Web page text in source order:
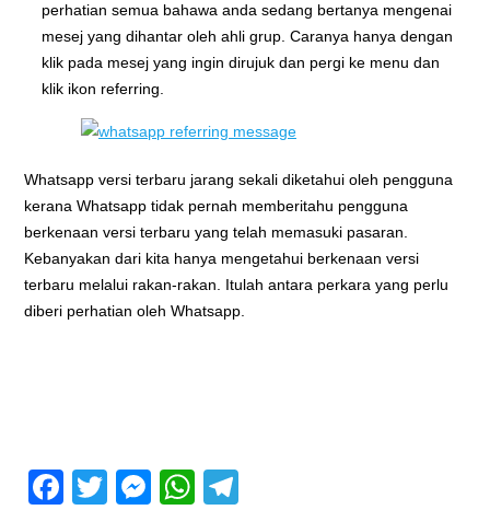
perhatian semua bahawa anda sedang bertanya mengenai
mesej yang dihantar oleh ahli grup. Caranya hanya dengan
klik pada mesej yang ingin dirujuk dan pergi ke menu dan
klik ikon referring.
Whatsapp versi terbaru jarang sekali diketahui oleh pengguna
kerana Whatsapp tidak pernah memberitahu pengguna
berkenaan versi terbaru yang telah memasuki pasaran.
Kebanyakan dari kita hanya mengetahui berkenaan versi
terbaru melalui rakan-rakan. Itulah antara perkara yang perlu
diberi perhatian oleh Whatsapp.
Facebook
Twitter
Messenger
WhatsApp